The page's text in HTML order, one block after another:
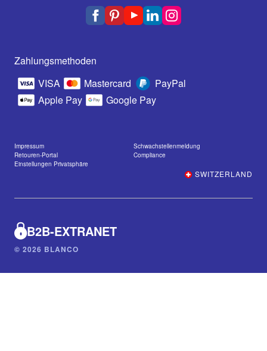
Zahlungsmethoden
VISA
Mastercard
PayPal
Apple Pay
Google Pay
Impressum
Schwachstellenmeldung
Retouren-Portal
Compliance
Einstellungen Privatsphäre
SWITZERLAND
B2B-EXTRANET
© 2026 BLANCO